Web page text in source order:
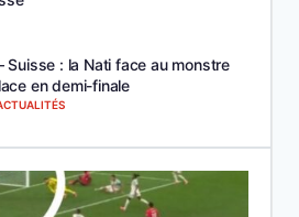
Suisse : la Nati face au monstre
en demi-finale